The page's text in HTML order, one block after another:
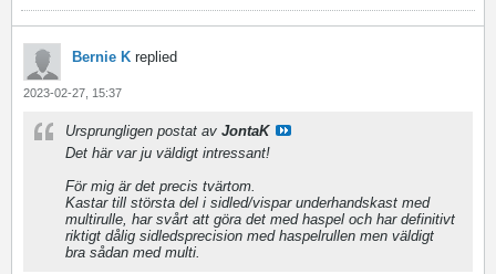
Bernie K replied
2023-02-27, 15:37
Ursprungligen postat av JontaK
Det här var ju väldigt intressant!
För mig är det precis tvärtom.
Kastar till största del i sidled/vispar underhandskast med
multirulle, har svårt att göra det med haspel och har definitivt
riktigt dålig sidledsprecision med haspelrullen men väldigt
bra sådan med multi.